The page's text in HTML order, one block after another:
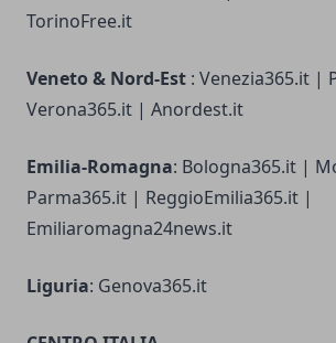
TorinoFree.it
Veneto & Nord-Est : Venezia365.it |
Verona365.it | Anordest.it
Emilia-Romagna: Bologna365.it |
Parma365.it | ReggioEmilia365.it |
Emiliaromagna24news.it
Liguria: Genova365.it